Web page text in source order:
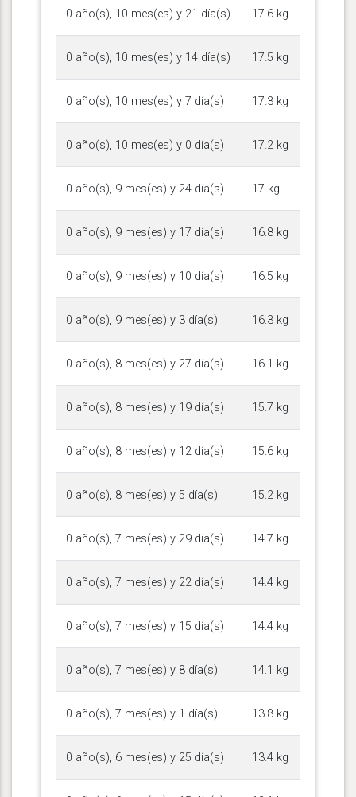
0 año(s), 10 mes(es) y 21 día(s) 17.6 kg
0 año(s), 10 mes(es) y 14 día(s) 17.5 kg
0 año(s), 10 mes(es) y 7 día(s) 17.3 kg
0 año(s), 10 mes(es) y 0 día(s) 17.2 kg
0 año(s), 9 mes(es) y 24 día(s) 17 kg
0 año(s), 9 mes(es) y 17 día(s) 16.8 kg
0 año(s), 9 mes(es) y 10 día(s) 16.5 kg
0 año(s), 9 mes(es) y 3 día(s) 16.3 kg
0 año(s), 8 mes(es) y 27 día(s) 16.1 kg
0 año(s), 8 mes(es) y 19 día(s) 15.7 kg
0 año(s), 8 mes(es) y 12 día(s) 15.6 kg
0 año(s), 8 mes(es) y 5 día(s) 15.2 kg
0 año(s), 7 mes(es) y 29 día(s) 14.7 kg
0 año(s), 7 mes(es) y 22 día(s) 14.4 kg
0 año(s), 7 mes(es) y 15 día(s) 14.4 kg
0 año(s), 7 mes(es) y 8 día(s) 14.1 kg
0 año(s), 7 mes(es) y 1 día(s) 13.8 kg
0 año(s), 6 mes(es) y 25 día(s) 13.4 kg